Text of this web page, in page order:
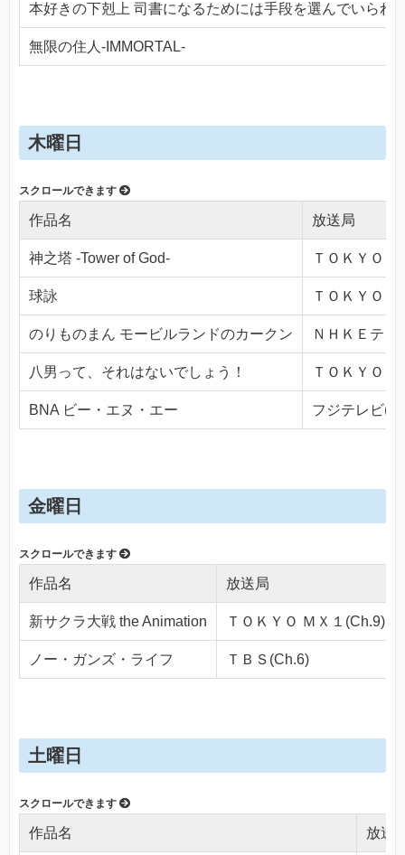
本好きの下剋上 司書になるためには手段を選んでいられ
無限の住人-IMMORTAL-
木曜日
作品名 放送局
神之塔 -Tower of God- ＴＯＫＹＯ
球詠 ＴＯＫＹＯ
のりものまん モービルランドのカークン ＮＨＫＥテレ
八男って、それはないでしょう！ ＴＯＫＹＯ
BNA ビー・エヌ・エー フジテレビ
金曜日
作品名 放送局
新サクラ大戦 the Animation ＴＯＫＹＯ ＭＸ１(Ch.9)
ノー・ガンズ・ライフ ＴＢＳ(Ch.6)
土曜日
作品名 放送